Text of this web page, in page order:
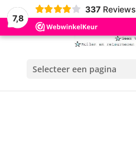
7,8
337 Reviews
Selecteer een pagina